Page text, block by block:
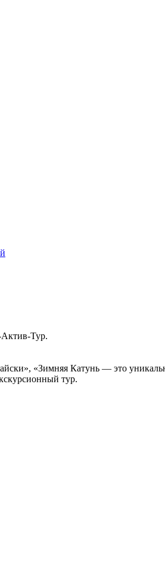
Тур.
«Зимняя Катунь — это
тур.